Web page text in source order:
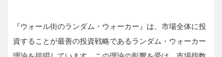
『ウォール街のランダム・ウォーカー』は、市場全体に投
資することが最善の投資戦略であるランダム・ウォーカー